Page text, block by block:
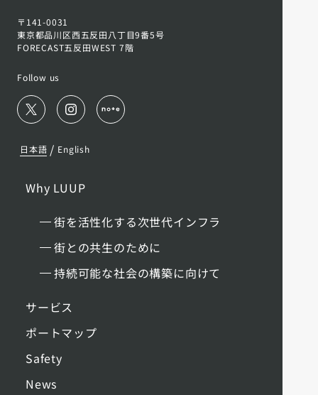
〒141-0031
東京都品川区西五反田八丁目9番5号
FORECAST五反田WEST 7階
Follow us
日本語 / English
Why LUUP
街を活性化する次世代インフラ
街との共生のために
持続可能な社会の構築に向けて
サービス
ポートマップ
Safety
News